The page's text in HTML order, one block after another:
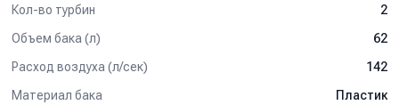
Soteco PANDA 429M GA XP PLAST
профессиональный пылеводосос, отличающийся высокой
обслуживания.
Купить Soteco PANDA 429M GA XP PLAST
по выгодной цене с
Кол-во турбин
2
Объем бака (л)
62
Расход воздуха (л/сек)
142
Материал бака
Пластик